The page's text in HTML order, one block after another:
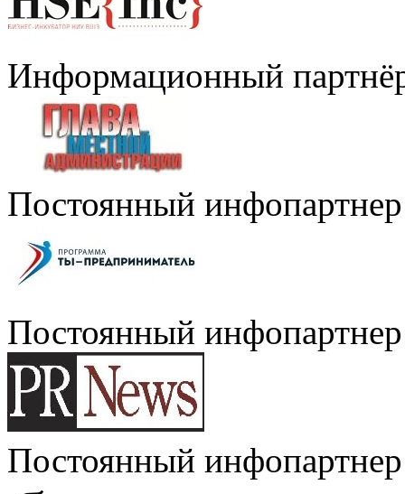
Информационный
Постоянный инфопартнер
Постоянный инфопартнер
Постоянный инфопартнер